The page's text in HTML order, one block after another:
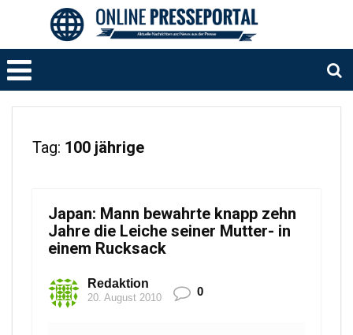
Tag: 100 jährige
Japan: Mann bewahrte knapp zehn
Jahre die Leiche seiner Mutter- in
einem Rucksack
Redaktion
20. August 2010 0